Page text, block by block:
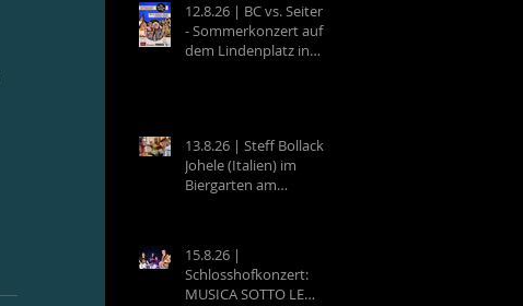
12.8.26 | BC vs. Seiterle
- Sommerkonzert auf
dem Lindenplatz in
13.8.26 | Steff Bollack &
Johele (Italien) im
Biergarten am
15.8.26 |
Schlosshofkonzert:
MUSICA SOTTO LE